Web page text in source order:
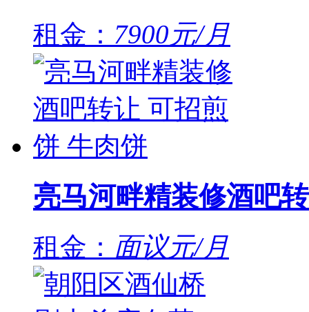
租金： 7900元/月
亮马河畔精装修酒吧
租金： 面议元/月